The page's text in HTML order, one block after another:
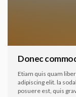
Donec
Etiam quis quam
adipiscing elit. la
posuere est, quis